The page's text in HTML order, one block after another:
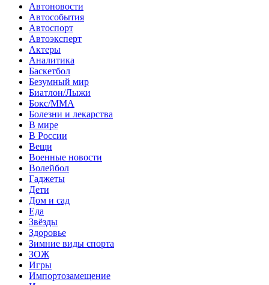
Автоновости
Автособытия
Автоспорт
Автоэксперт
Актеры
Аналитика
Баскетбол
Безумный мир
Биатлон/Лыжи
Бокс/MMA
Болезни и лекарства
В мире
В России
Вещи
Военные новости
Волейбол
Гаджеты
Дети
Дом и сад
Еда
Звёзды
Здоровье
Зимние виды спорта
ЗОЖ
Игры
Импортозамещение